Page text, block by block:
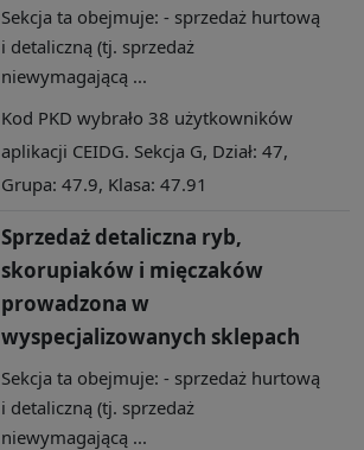
Sekcja ta obejmuje: - sprzedaż hurtową
i detaliczną (tj. sprzedaż
niewymagającą ...
Kod PKD wybrało 38 użytkowników
aplikacji CEIDG. Sekcja G, Dział: 47,
Grupa: 47.9, Klasa: 47.91
Sprzedaż detaliczna ryb,
skorupiaków i mięczaków
prowadzona w
wyspecjalizowanych sklepach
Sekcja ta obejmuje: - sprzedaż hurtową
i detaliczną (tj. sprzedaż
niewymagającą ...